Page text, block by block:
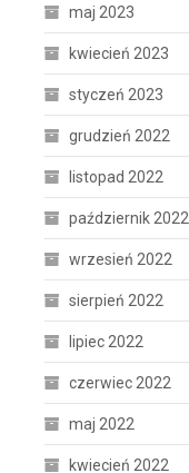
maj 2023
kwiecień 2023
styczeń 2023
grudzień 2022
listopad 2022
październik 2022
wrzesień 2022
sierpień 2022
lipiec 2022
czerwiec 2022
maj 2022
kwiecień 2022